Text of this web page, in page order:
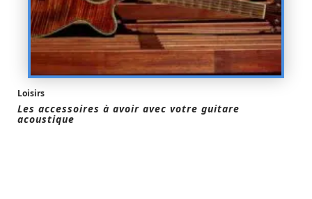
Loisirs
Les accessoires à avoir avec votre guitare
acoustique